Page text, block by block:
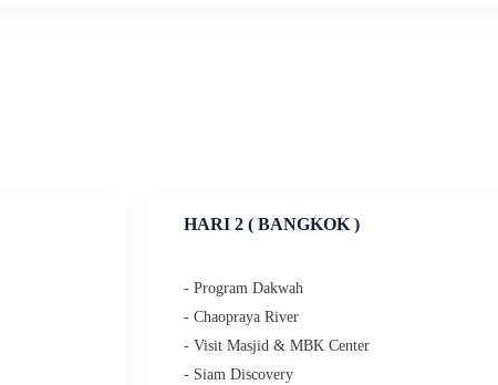
HARI 2 ( BANGKOK )
- Program Dakwah
- Chaopraya River
- Visit Masjid & MBK Center
- Siam Discovery